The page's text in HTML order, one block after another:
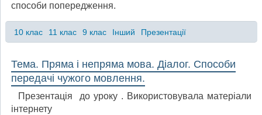
способи попередження.
10 клас 11 клас 9 клас Інший Презентації
Тема. Пряма і непряма мова. Діалог. Способи
передачі чужого мовлення.
Презентація до уроку . Використовувала матеріали
інтернету